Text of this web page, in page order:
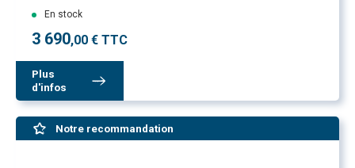
En stock
3 690,00 € TTC
Plus
d'infos
Notre recommandation